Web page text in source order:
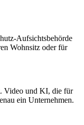
Aufsichtsbehörde
Wohnsitz oder für
Video und KI, die für
ein Unternehmen.